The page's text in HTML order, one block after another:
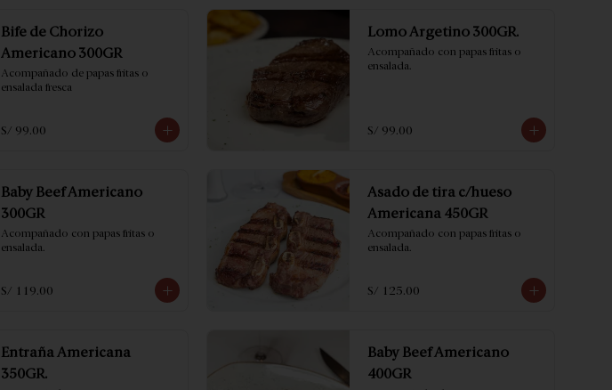
Bife de Chorizo
Americano 300GR
Acompañado de papas fritas o
ensalada fresca
S/ 99.00
Lomo Argetino 300GR.
Acompañado con papas fritas o
ensalada.
S/ 99.00
Baby Beef Americano
300GR
Acompañado con papas fritas o
ensalada.
S/ 119.00
Asado de tira c/hueso
Americana 450GR
Acompañado con papas fritas o
ensalada.
S/ 125.00
Entraña Americana
350GR.
Baby Beef Americano
400GR